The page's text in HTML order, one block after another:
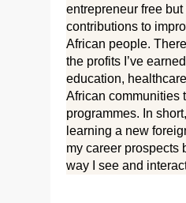
entrepreneur free
contributions to
African people.
the profits I’ve
education,
African communities
programmes. In
learning a new
my career prospects
way I see and